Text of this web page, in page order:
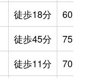
徒歩18分
60m²
徒歩45分
75m²
徒歩11分
70m²